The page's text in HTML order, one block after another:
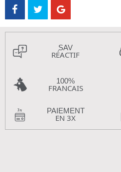
SAV
RÉACTIF
100%
FRANCAIS
PAIEMENT
EN 3X